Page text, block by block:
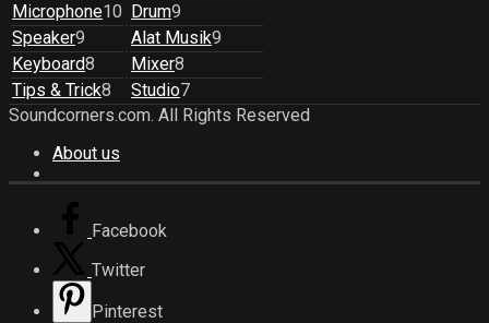
Microphone10 Drum9
Speaker9 Alat Musik9
Keyboard8 Mixer8
Tips & Trick8 Studio7
Soundcorners.com. All Rights Reserved
About us
Facebook
Twitter
Pinterest